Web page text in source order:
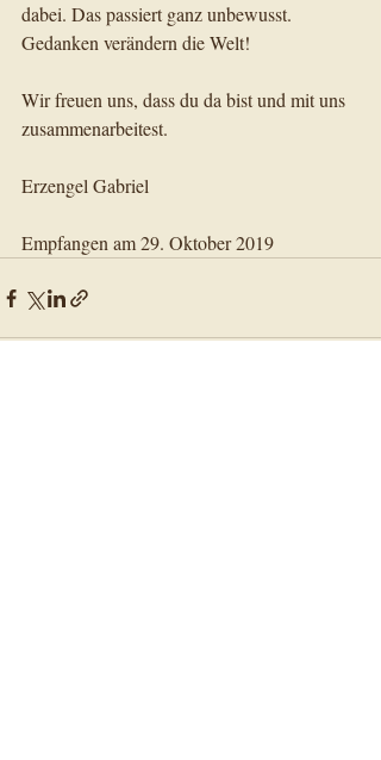
dabei. Das passiert ganz unbewusst.
Gedanken verändern die Welt!
Wir freuen uns, dass du da bist und mit uns
zusammenarbeitest.
Erzengel Gabriel
Empfangen am 29. Oktober 2019